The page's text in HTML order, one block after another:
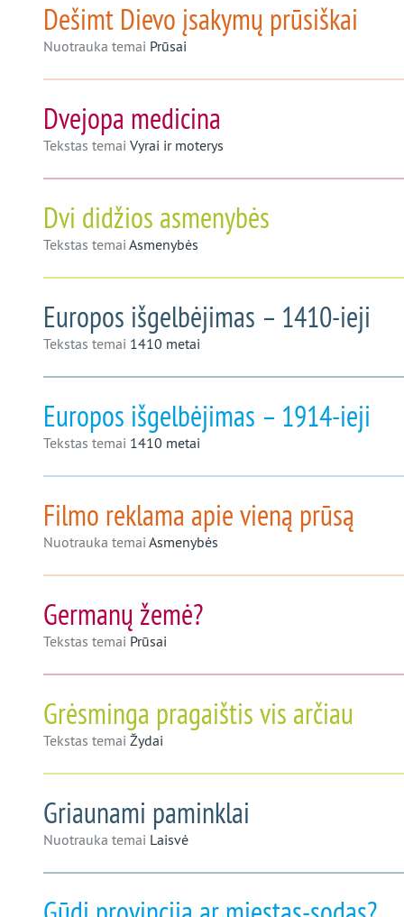
Dešimt Dievo įsakymų prūsiškai
Nuotrauka temai Prūsai
Dvejopa medicina
Tekstas temai Vyrai ir moterys
Dvi didžios asmenybės
Tekstas temai Asmenybės
Europos išgelbėjimas – 1410-ieji
Tekstas temai 1410 metai
Europos išgelbėjimas – 1914-ieji
Tekstas temai 1410 metai
Filmo reklama apie vieną prūsą
Nuotrauka temai Asmenybės
Germanų žemė?
Tekstas temai Prūsai
Grėsminga pragaištis vis arčiau
Tekstas temai Žydai
Griaunami paminklai
Nuotrauka temai Laisvė